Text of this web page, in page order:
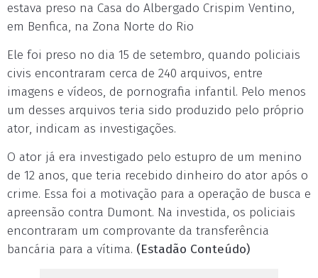
estava preso na Casa do Albergado Crispim Ventino,
em Benfica, na Zona Norte do Rio
Ele foi preso no dia 15 de setembro, quando policiais
civis encontraram cerca de 240 arquivos, entre
imagens e vídeos, de pornografia infantil. Pelo menos
um desses arquivos teria sido produzido pelo próprio
ator, indicam as investigações.
O ator já era investigado pelo estupro de um menino
de 12 anos, que teria recebido dinheiro do ator após o
crime. Essa foi a motivação para a operação de busca e
apreensão contra Dumont. Na investida, os policiais
encontraram um comprovante da transferência
bancária para a vítima. (Estadão Conteúdo)